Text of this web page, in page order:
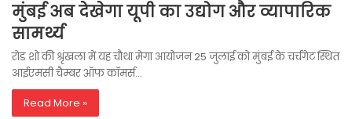
मुंबई अब देखेगा यूपी का उद्योग और व्यापारिक
सामर्थ्य
रोड शो की श्रृंखला में यह चौथा मेगा आयोजन 25 जुलाई को मुंबई के चर्चगेट स्थित
आईएमसी चैम्बर ऑफ कॉमर्स…
Read More »